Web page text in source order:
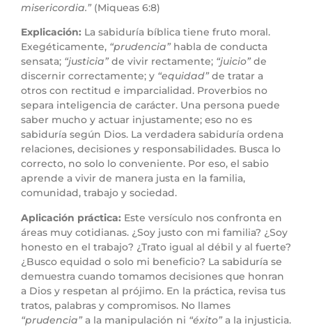
misericordia.”(Miqueas 6:8)
Explicación: La sabiduría bíblica tiene fruto moral.
Exegéticamente, “prudencia”habla de conducta
sensata; “justicia”de vivir rectamente; “juicio”de
discernir correctamente; y “equidad”de tratar a
otros con rectitud e imparcialidad. Proverbios no
separa inteligencia de carácter. Una persona puede
saber mucho y actuar injustamente; eso no es
sabiduría según Dios. La verdadera sabiduría ordena
relaciones, decisiones y responsabilidades. Busca lo
correcto, no solo lo conveniente. Por eso, el sabio
aprende a vivir de manera justa en la familia,
comunidad, trabajo y sociedad.
Aplicación práctica: Este versículo nos confronta en
áreas muy cotidianas. ¿Soy justo con mi familia? ¿Soy
honesto en el trabajo? ¿Trato igual al débil y al fuerte?
¿Busco equidad o solo mi beneficio? La sabiduría se
demuestra cuando tomamos decisiones que honran
a Dios y respetan al prójimo. En la práctica, revisa tus
tratos, palabras y compromisos. No llames
“prudencia”a la manipulación ni “éxito”a la injusticia.